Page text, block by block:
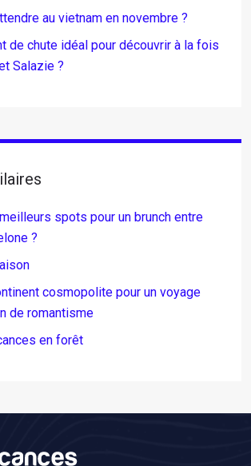
au vietnam en novembre ?
de chute idéal pour découvrir à la fois
Salazie ?
spots pour un brunch entre
?
cosmopolite pour un voyage
de romantisme
en forêt